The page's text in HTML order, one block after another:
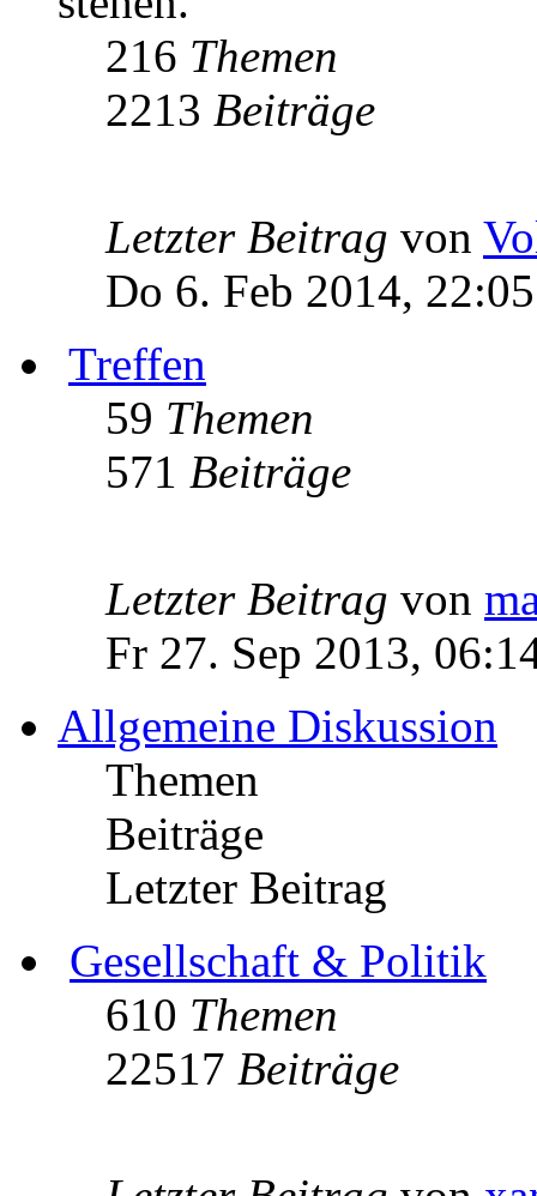
216 Themen
2213 Beiträge
Letzter Beitrag von
Do 6. Feb 2014, 22:05
Treffen
59 Themen
571 Beiträge
Letzter Beitrag von
Fr 27. Sep 2013,
Allgemeine Diskussion
Themen
Beiträge
Letzter Beitrag
Gesellschaft & Politik
610 Themen
22517 Beiträge